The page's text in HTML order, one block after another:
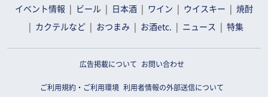
イベント情報 ビール 日本酒 ワイン ウイスキー 焼酎
カクテルなど おつまみ お酒etc. ニュース 特集
広告掲載について お問い合わせ
ご利用規約・ご利用環境 利用者情報の外部送信について